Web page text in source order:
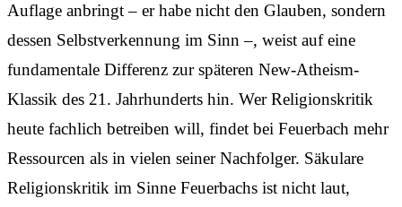
Auflage anbringt – er habe nicht den Glauben, sondern
dessen Selbstverkennung im Sinn –, weist auf eine
fundamentale Differenz zur späteren New-Atheism-
Klassik des 21. Jahrhunderts hin. Wer Religionskritik
heute fachlich betreiben will, findet bei Feuerbach mehr
Ressourcen als in vielen seiner Nachfolger. Säkulare
Religionskritik im Sinne Feuerbachs ist nicht laut,